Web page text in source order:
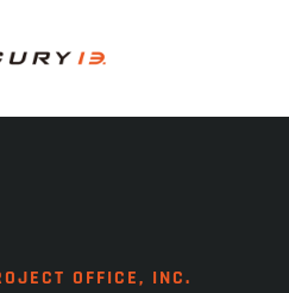
OFFICE, INC.